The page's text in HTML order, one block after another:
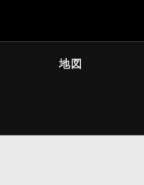
地図